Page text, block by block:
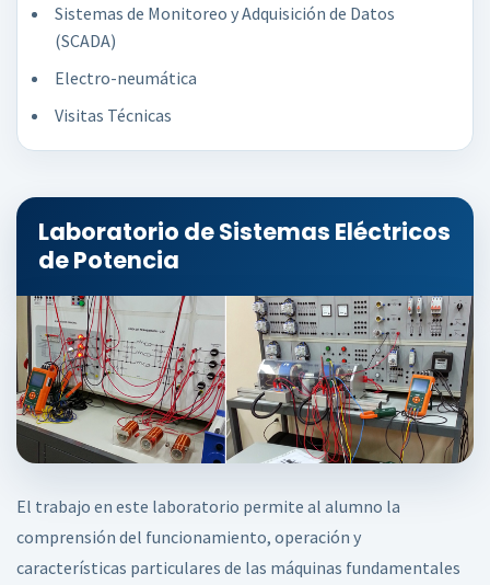
Sistemas de Monitoreo y Adquisición de Datos
(SCADA)
Electro-neumática
Visitas Técnicas
Laboratorio de Sistemas Eléctricos
de Potencia
El trabajo en este laboratorio permite al alumno la
comprensión del funcionamiento, operación y
características particulares de las máquinas fundamentales